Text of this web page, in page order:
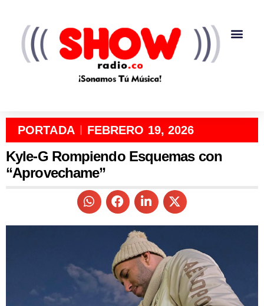
PORTADA FEBRERO 19, 2026
Kyle-G Rompiendo Esquemas con
“Aprovechame”